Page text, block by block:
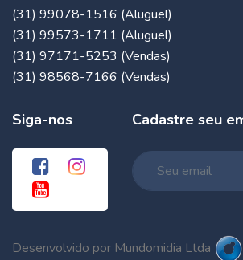
(31) 99078-1516 (Aluguel)
(31) 99573-1711 (Aluguel)
(31) 97171-5253 (Vendas)
(31) 98568-7166 (Vendas)
Siga-nos Cadastre seu
Desenvolvido por Mundomidia Ltda